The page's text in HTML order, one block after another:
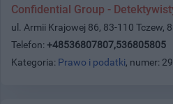
Confidential Group -
ul. Armii Krajowej 86, 83-110 Tczew,
Telefon: +48536807807,536805805
Kategoria: Prawo i podatki, numer: